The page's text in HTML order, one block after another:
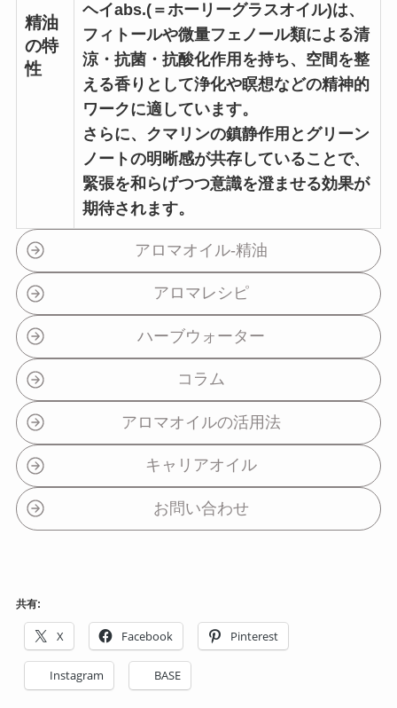
精油
の特
性
ヘイabs.(＝ホーリーグラスオイル)は、
フィトールや微量フェノール類による清
涼・抗菌・抗酸化作用を持ち、空間を整
える香りとして浄化や瞑想などの精神的
ワークに適しています。
さらに、クマリンの鎮静作用とグリーン
ノートの明晰感が共存していることで、
緊張を和らげつつ意識を澄ませる効果が
期待されます。
アロマオイル-精油
アロマレシピ
ハーブウォーター
コラム
アロマオイルの活用法
キャリアオイル
お問い合わせ
共有:
X Facebook Pinterest
Instagram BASE